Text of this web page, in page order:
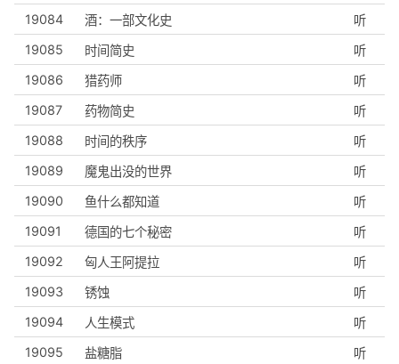
19084 酒：一部文化史
听
19085
时间简史
听
19086
猎药师
听
19087
药物简史
听
19088
时间的秩序
听
19089
魔鬼出没的世界
听
19090
鱼什么都知道
听
19091
德国的七个秘密
听
19092
匈人王阿提拉
听
19093
锈蚀
听
19094
人生模式
听
19095
盐糖脂
听